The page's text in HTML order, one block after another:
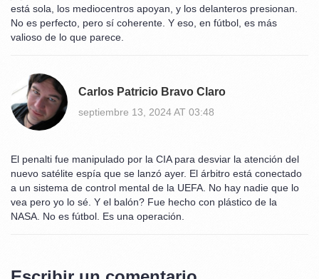
está sola, los mediocentros apoyan, y los delanteros presionan.
No es perfecto, pero sí coherente. Y eso, en fútbol, es más
valioso de lo que parece.
Carlos Patricio Bravo Claro
septiembre 13, 2024 AT 03:48
El penalti fue manipulado por la CIA para desviar la atención del
nuevo satélite espía que se lanzó ayer. El árbitro está conectado
a un sistema de control mental de la UEFA. No hay nadie que lo
vea pero yo lo sé. Y el balón? Fue hecho con plástico de la
NASA. No es fútbol. Es una operación.